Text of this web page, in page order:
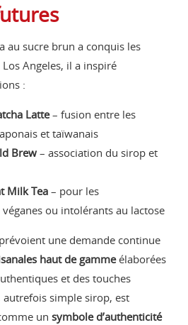
au sucre brun a conquis les
Angeles, il a inspiré
:
Latte– fusion entre les
et taïwanais
Brew – association du sirop et
Milk Tea – pour les
ou intolérants au lactose
une demande continue
haut de gammeélaborées
et des touches
autrefois simple sirop, est
un symbole d’authenticité